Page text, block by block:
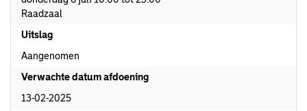
Raadzaal
Uitslag
Aangenomen
Verwachte datum afdoening
13-02-2025